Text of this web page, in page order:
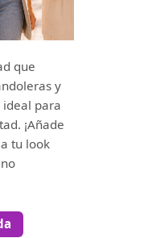
que
y
ideal para
¡Añade
tu look